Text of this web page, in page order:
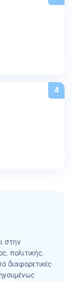
στην
πολιτικής,
διαφορετικές